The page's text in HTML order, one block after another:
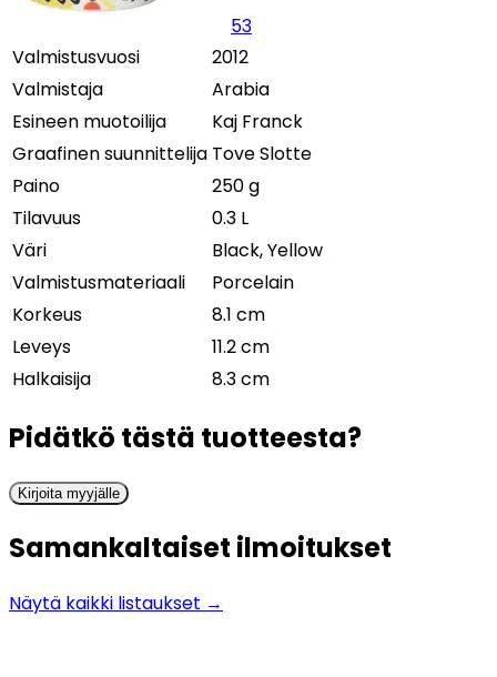
53
Valmistusvuosi
2012
Valmistaja
Arabia
Esineen muotoilija
Kaj Franck
Graafinen suunnittelija Tove Slotte
Paino
250 g
Tilavuus
0.3 L
Väri
Black, Yellow
Valmistusmateriaali
Porcelain
Korkeus
8.1 cm
Leveys
11.2 cm
Halkaisija
8.3 cm
Pidätkö tästä tuotteesta?
Kirjoita myyjälle
Samankaltaiset ilmoitukset
Näytä kaikki listaukset →